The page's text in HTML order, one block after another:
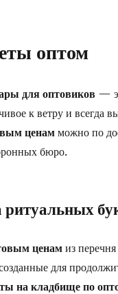
оптом
для оптовиков —
к ветру и всегда
ценамможно по
бюро.
ценамиз
для
на кладбище по